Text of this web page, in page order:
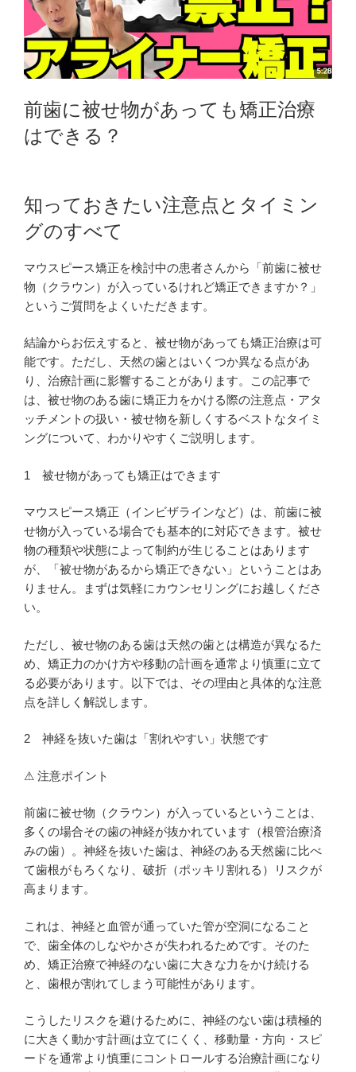
前歯に被せ物があっても矯正治療
はできる？
知っておきたい注意点とタイミン
グのすべて
マウスピース矯正を検討中の患者さんから「前歯に被せ
物（クラウン）が入っているけれど矯正できますか？」
というご質問をよくいただきます。
結論からお伝えすると、被せ物があっても矯正治療は可
能です。ただし、天然の歯とはいくつか異なる点があ
り、治療計画に影響することがあります。この記事で
は、被せ物のある歯に矯正力をかける際の注意点・アタ
ッチメントの扱い・被せ物を新しくするベストなタイミ
ングについて、わかりやすくご説明します。
1 被せ物があっても矯正はできます
マウスピース矯正（インビザラインなど）は、前歯に被
せ物が入っている場合でも基本的に対応できます。被せ
物の種類や状態によって制約が生じることはあります
が、「被せ物があるから矯正できない」ということはあ
りません。まずは気軽にカウンセリングにお越しくださ
い。
ただし、被せ物のある歯は天然の歯とは構造が異なるた
め、矯正力のかけ方や移動の計画を通常より慎重に立て
る必要があります。以下では、その理由と具体的な注意
点を詳しく解説します。
2 神経を抜いた歯は「割れやすい」状態です
⚠ 注意ポイント
前歯に被せ物（クラウン）が入っているということは、
多くの場合その歯の神経が抜かれています（根管治療済
みの歯）。神経を抜いた歯は、神経のある天然歯に比べ
て歯根がもろくなり、破折（ポッキリ割れる）リスクが
高まります。
これは、神経と血管が通っていた管が空洞になること
で、歯全体のしなやかさが失われるためです。そのた
め、矯正治療で神経のない歯に大きな力をかけ続ける
と、歯根が割れてしまう可能性があります。
こうしたリスクを避けるために、神経のない歯は積極的
に大きく動かす計画は立てにくく、移動量・方向・スピ
ードを通常より慎重にコントロールする治療計画になり